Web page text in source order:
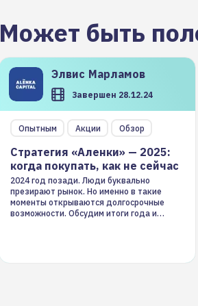
Может быть
Элвис Марламов
Завершен 28.12.24
Опытным Акции Обзор
Стратегия «Аленки» — 2025:
когда покупать, как не сейчас
2024 год позади. Люди буквально
презирают рынок. Но именно в такие
моменты открываются долгосрочные
возможности. Обсудим итоги года и